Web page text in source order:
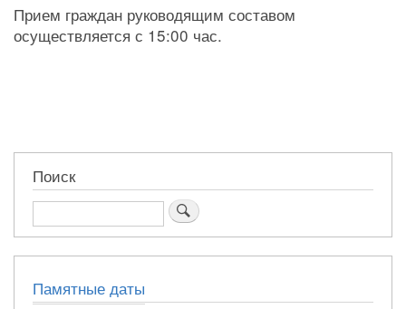
Прием граждан руководящим составом
осуществляется с 15:00 час.
Поиск
Поиск
Памятные даты